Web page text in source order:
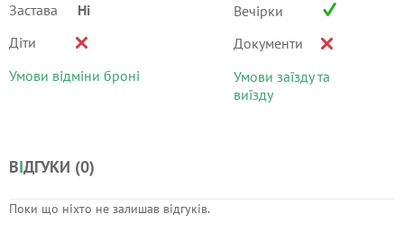
Застава
Ні
Діти
Умови відміни броні
Вечірки
Документи
Умови заїзду та
виїзду
ВІДГУКИ (0)
Поки що ніхто не залишав відгуків.